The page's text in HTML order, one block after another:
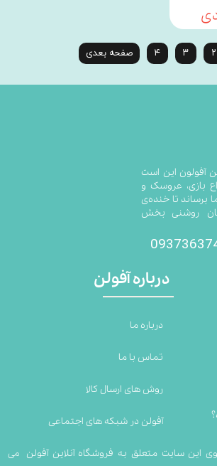
۲ ۳ ۴ صفحه بعدی
آفولون این است
بازی، عروسک و
برساند تا خنده‌ی
روشنی بخش
این سایت متعلق به فروشگاه آنلاین آفولن می
درباره آفولن
درباره ما
تماس با ما
روش های ارسال کالا
آفولن در شبکه های اجتماعی